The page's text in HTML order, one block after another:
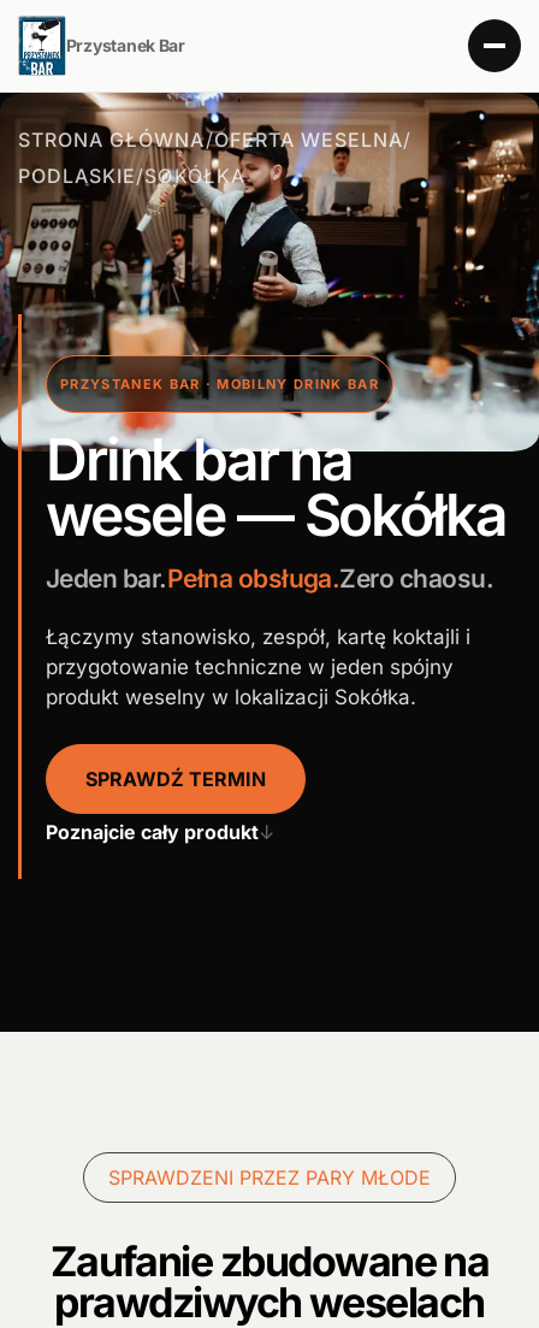
Przystanek Bar
STRONA GŁÓWNA/OFERTA WESELNA/
PODLASKIE/SOKÓŁKA
PRZYSTANEK BAR · MOBILNY DRINK BAR
Drink bar na
wesele — Sokółka
Jeden bar.Pełna obsługa.Zero chaosu.
Łączymy stanowisko, zespół, kartę koktajli i
przygotowanie techniczne w jeden spójny
produkt weselny w lokalizacji Sokółka.
SPRAWDŹ TERMIN
Poznajcie cały produkt↓
SPRAWDZENI PRZEZ PARY MŁODE
Zaufanie zbudowane na
prawdziwych weselach